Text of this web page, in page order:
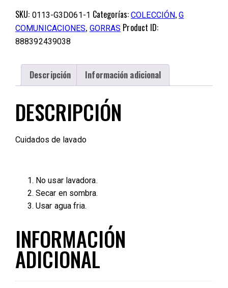
SKU: 0113-G3D061-1 Categorías:COLECCIÓN,G
COMUNICACIONES, GORRAS Product ID:
888392439038
Descripción Información adicional
DESCRIPCIÓN
Cuidados de lavado
No usar lavadora.
Secar en sombra.
Usar agua fria.
INFORMACIÓN
ADICIONAL